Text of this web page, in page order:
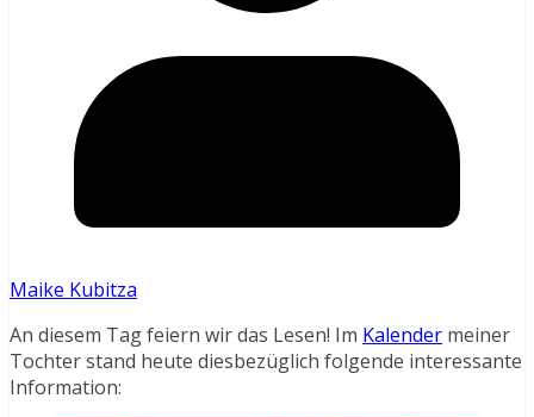
Maike Kubitza
An diesem Tag feiern wir das Lesen! Im Kalender meiner
Tochter stand heute diesbezüglich folgende interessante
Information: